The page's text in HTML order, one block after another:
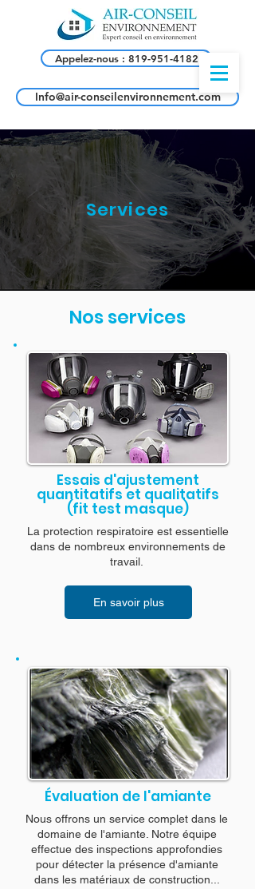
Appelez-nous : 819-951-4182
Info@air-conseilenvironnement.com
Services
Nos services
Essais d'ajustement
quantitatifs et qualitatifs
(fit test masque)
La protection respiratoire est essentielle
dans de nombreux environnements de
travail.
En savoir plus
Évaluation de l'amiante
Nous offrons un service complet dans le
domaine de l'amiante. Notre équipe
effectue des inspections approfondies
pour détecter la présence d'amiante
dans les matériaux de construction...